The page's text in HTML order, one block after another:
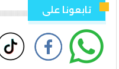
تابعونا على